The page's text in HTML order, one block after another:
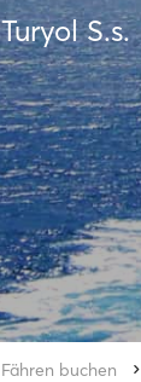
Turyol S.s.
Fähren buchen